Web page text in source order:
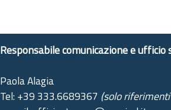
Responsabile comunicazione e ufficio
Paola Alagia
Tel: +39 333.6689367 (solo